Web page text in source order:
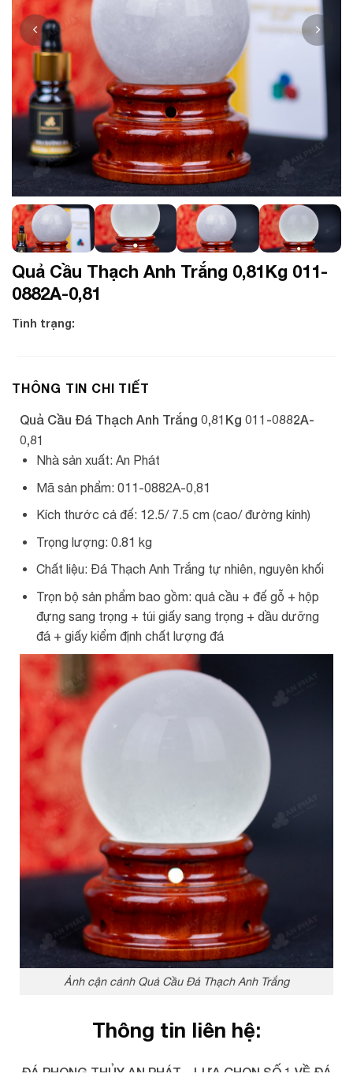
Quả Cầu Thạch Anh Trắng 0,81Kg 011-
0882A-0,81
Tình trạng:
THÔNG TIN CHI TIẾT
Quả Cầu Đá Thạch Anh Trắng 0,81Kg 011-0882A-
0,81
Nhà sản xuất: An Phát
Mã sản phẩm: 011-0882A-0,81
Kích thước cả đế: 12.5/ 7.5 cm (cao/ đường kính)
Trọng lượng: 0.81 kg
Chất liệu: Đá Thạch Anh Trắng tự nhiên, nguyên khối
Trọn bộ sản phẩm bao gồm: quả cầu + đế gỗ + hộp
đựng sang trọng + túi giấy sang trọng + dầu dưỡng
đá + giấy kiểm định chất lượng đá
Ảnh cận cảnh Quả Cầu Đá Thạch Anh Trắng
Thông tin liên hệ:
ĐÁ PHONG THỦY AN PHÁT – LỰA CHỌN SỐ 1 VỀ ĐÁ